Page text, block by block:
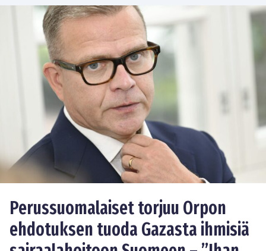
Perussuomalaiset torjuu Orpon
ehdotuksen tuoda Gazasta ihmisiä